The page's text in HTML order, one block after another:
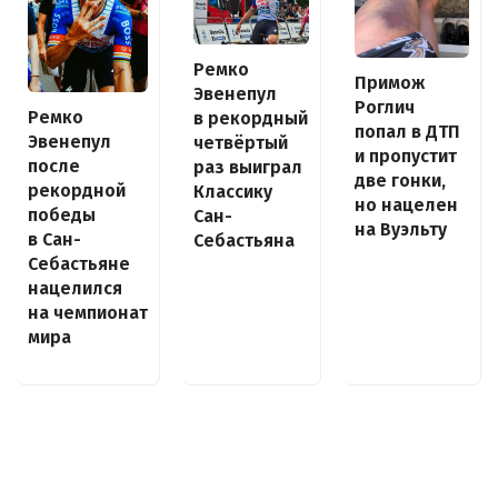
Ремко
Эвенепул
после
рекордной
победы
в Сан-
Себастьяне
нацелился
на чемпионат
мира
Ремко
Эвенепул
в рекордный
четвёртый
раз выиграл
Классику
Сан-
Себастьяна
Примож
Роглич
попал в ДТП
и пропустит
две гонки,
но нацелен
на Вуэльту